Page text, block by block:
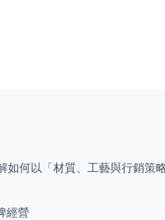
何以「材質、工藝與行銷策
經營